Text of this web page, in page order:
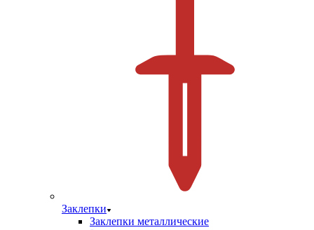
Заклепки
Заклепки металлические